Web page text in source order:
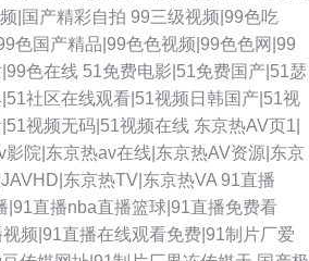
|国产精彩自拍 99三级视频|99色吃
色国产精品|99色色视频|99色色网|99
色在线 51免费电影|51免费国产|51瑟
社区在线观看|51视频日韩国产|51视
视频无码|51视频在线 东京热AV页1|
院|东京热av在线|东京热AV资源|东京
东京热TV|东京热VA 91直播
|91直播nba直播篮球|91直播免费看
频|91直播在线观看免费|91制片厂爱